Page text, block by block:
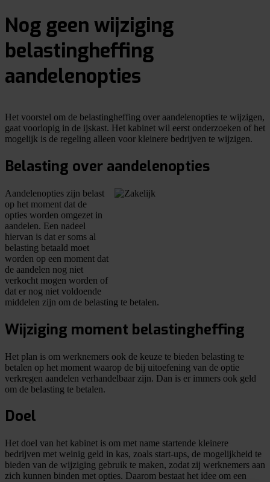
Nog geen wijziging
belastingheffing
aandelenopties
Het voorstel om de belastingheffing over aandelenopties te wijzigen,
gaat voorlopig in de ijskast. Het kabinet wil eerst onderzoeken of het
mogelijk is de regeling alleen voor kleinere bedrijven te wijzigen.
Belasting over aandelenopties
Aandelenopties zijn belast
op het moment dat de
opties worden omgezet in
aandelen. Een nadeel
hiervan is dat er soms al
belasting betaald moet
worden op een moment dat
de aandelen nog niet
verkocht mogen worden of
dat er nog niet voldoende
middelen zijn om de belasting te betalen.
Wijziging moment belastingheffing
Het plan is om werknemers ook de keuze te bieden belasting te
betalen op het moment waarop de bij uitoefening van de optie
verkregen aandelen verhandelbaar zijn. Dan is er immers ook geld
om de belasting te betalen.
Doel
Het doel van het kabinet is om met name startende kleinere
bedrijven met weinig geld in kas, zoals start-ups, de mogelijkheid te
bieden van de wijziging gebruik te maken, zodat zij werknemers aan
zich kunnen binden met opties. Daarom bestaat het idee om een